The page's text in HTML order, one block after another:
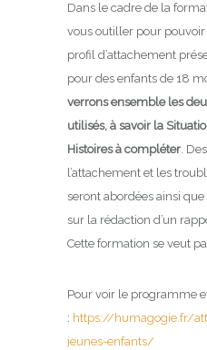
Dans le cadre de la
vous outiller pour
profil d’attachement
pour des enfants de 18
verrons ensemble les
utilisés, à savoir la
Histoires à compléter.
l’attachement et les
seront abordées ainsi
sur la rédaction d’un
Cette formation se veut
Pour voir le programme
: https://humagogie.fr/
jeunes-enfants/